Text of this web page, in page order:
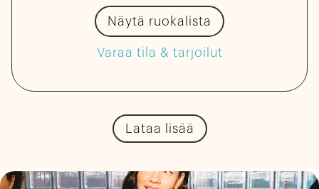
Näytä ruokalista
Varaa tila & tarjoilut
Lataa lisää